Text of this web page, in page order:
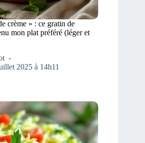
crème » : ce gratin de
mon plat préféré (léger et
2025 à 14h11